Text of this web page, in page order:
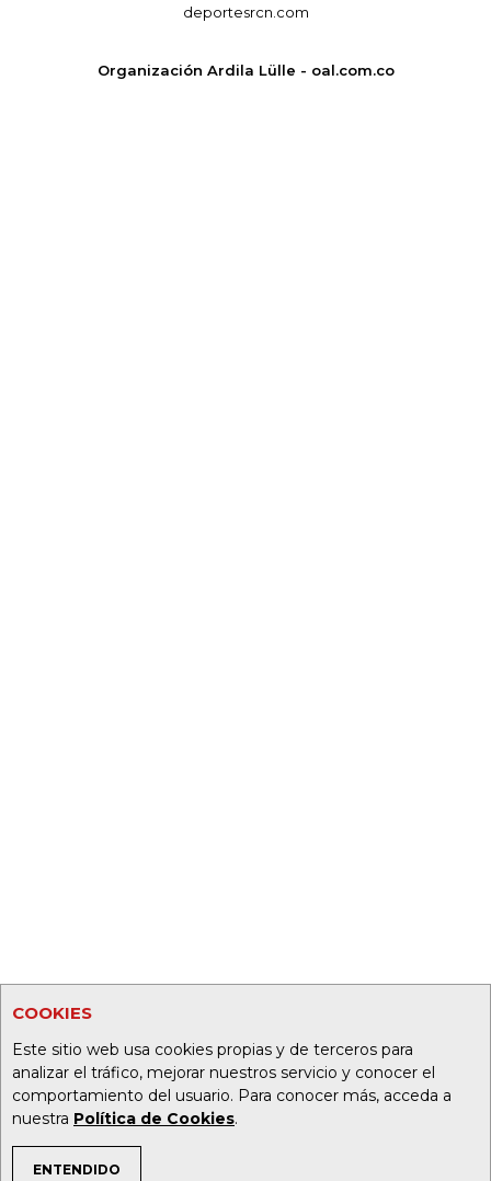
COOKIES
Este sitio web usa cookies propias y de terceros para
analizar el tráfico, mejorar nuestros servicio y conocer el
comportamiento del usuario. Para conocer más, acceda a
nuestra Política de Cookies.
ENTENDIDO
deportesrcn.com
Organización Ardila Lülle - oal.com.co